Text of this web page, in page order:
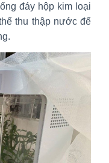
đáy hộp kim loại
thu thập nước để